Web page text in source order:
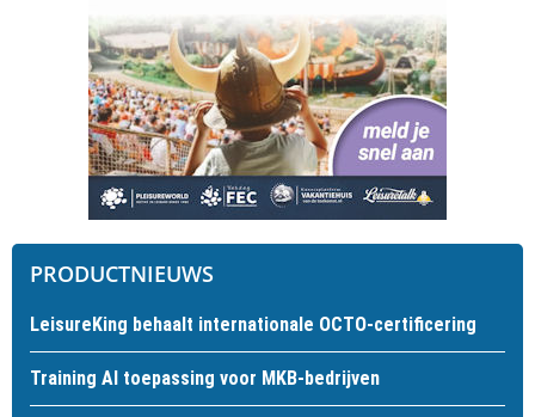
PRODUCTNIEUWS
LeisureKing behaalt internationale OCTO-certificering
Training AI toepassing voor MKB-bedrijven